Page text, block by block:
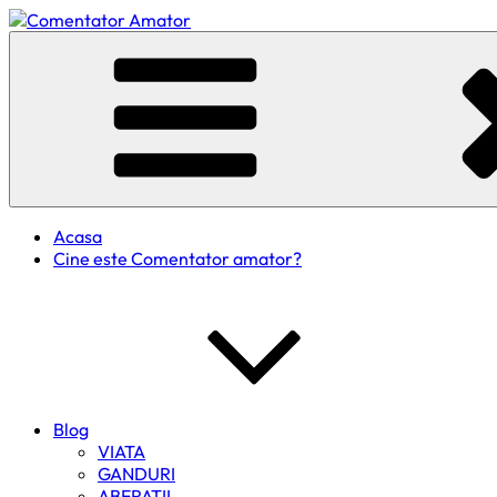
Skip
to
Comentator Amator
Acasa
Cine este Comentator amator?
Blog
VIATA
GANDURI